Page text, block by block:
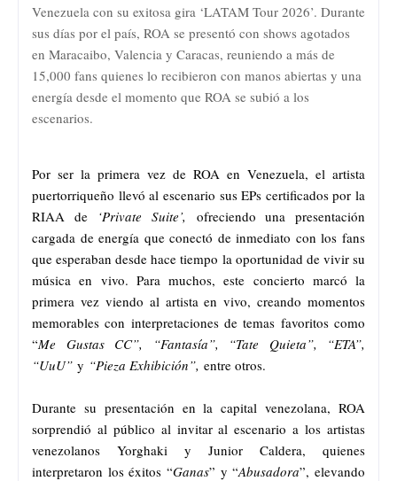
Venezuela con su exitosa gira ‘LATAM Tour 2026’. Durante
sus días por el país, ROA se presentó con shows agotados
en Maracaibo, Valencia y Caracas, reuniendo a más de
15,000 fans quienes lo recibieron con manos abiertas y una
energía desde el momento que ROA se subió a los
escenarios.
Por ser la primera vez de ROA en Venezuela, el artista
puertorriqueño llevó al escenario sus EPs certificados por la
RIAA de ‘Private Suite’, ofreciendo una presentación
cargada de energía que conectó de inmediato con los fans
que esperaban desde hace tiempo la oportunidad de vivir su
música en vivo. Para muchos, este concierto marcó la
primera vez viendo al artista en vivo, creando momentos
memorables con interpretaciones de temas favoritos como
“Me Gustas CC”, “Fantasía”, “Tate Quieta”, “ETA”,
“UuU” y “Pieza Exhibición”, entre otros.
Durante su presentación en la capital venezolana, ROA
sorprendió al público al invitar al escenario a los artistas
venezolanos Yorghaki y Junior Caldera, quienes
interpretaron los éxitos “Ganas” y “Abusadora”, elevando